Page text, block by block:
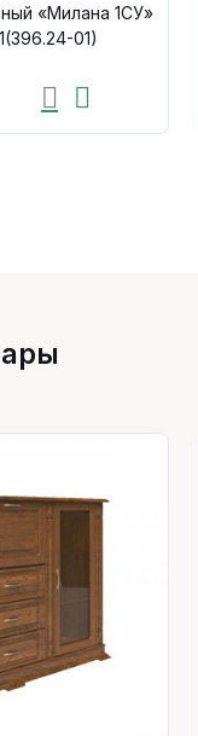
«Милана 1СУ»
01)